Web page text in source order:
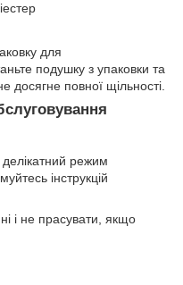
для
подушку з упаковки та
повної щільності.
режим
інструкцій
і не прасувати, якщо